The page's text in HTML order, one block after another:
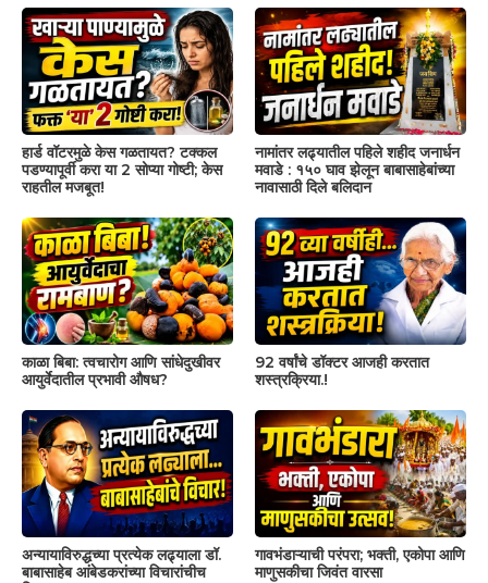
हार्ड वॉटरमुळे केस गळतायत? टक्कल
पडण्यापूर्वी करा या 2 सोप्या गोष्टी; केस
राहतील मजबूत!
नामांतर लढ्यातील पहिले शहीद जनार्धन
मवाडे : १५० घाव झेलून बाबासाहेबांच्या
नावासाठी दिले बलिदान
काळा बिबा: त्वचारोग आणि सांधेदुखीवर
आयुर्वेदातील प्रभावी औषध?
92 वर्षांचे डॉक्टर आजही करतात
शस्त्रक्रिया.!
अन्यायाविरुद्धच्या प्रत्येक लढ्याला डॉ.
बाबासाहेब आंबेडकरांच्या विचारांचीच
गावभंडाऱ्याची परंपरा; भक्ती, एकोपा आणि
माणुसकीचा जिवंत वारसा